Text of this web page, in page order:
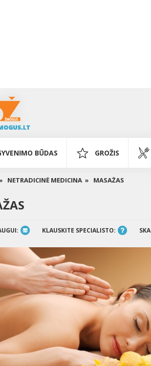
BŪDAS GROŽIS
NETRADICINĖ MEDICINA » MASAŽAS
KLAUSKITE SPECIALISTO: